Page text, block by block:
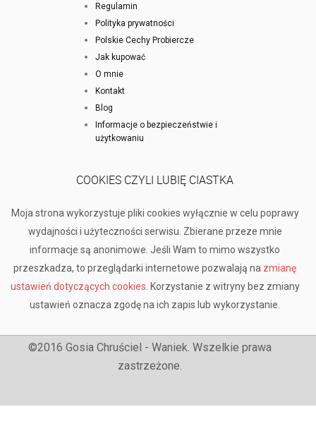
Regulamin
Polityka prywatności
Polskie Cechy Probiercze
Jak kupować
O mnie
Kontakt
Blog
Informacje o bezpieczeństwie i
użytkowaniu
COOKIES CZYLI LUBIĘ CIASTKA
Moja strona wykorzystuje pliki cookies wyłącznie w celu poprawy
wydajności i użyteczności serwisu. Zbierane przeze mnie
informacje są anonimowe. Jeśli Wam to mimo wszystko
przeszkadza, to przeglądarki internetowe pozwalają na zmianę
ustawień dotyczących cookies . Korzystanie z witryny bez zmiany
ustawień oznacza zgodę na ich zapis lub wykorzystanie.
©2016 Gosia Chruściel - Waniek. Wszelkie prawa
zastrzeżone.